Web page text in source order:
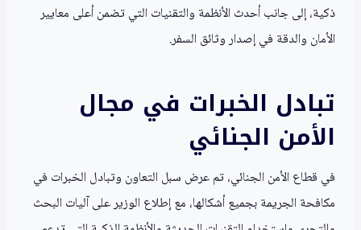
ذكية، إلى جانب أحدث الأنظمة والتقنيات التي تضمن أعلى معايير
الأمان والدقة في إصدار وثائق السفر.
تبادل الخبرات في مجال
الأمن الجنائي
في قطاع الأمن الجنائي، تم عرض سبل التعاون وتبادل الخبرات في
مكافحة الجريمة بجميع أشكالها، مع إطلاع الوزير على آليات البحث